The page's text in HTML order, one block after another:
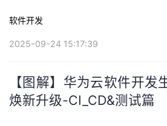
软件开发
2025-09-24 15:17:39
【图解】华为云软件开
焕新升级-CI_CD&测试篇